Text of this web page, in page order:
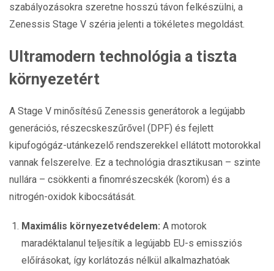
szabályozásokra szeretne hosszú távon felkészülni, a
Zenessis Stage V széria jelenti a tökéletes megoldást.
Ultramodern technológia a tiszta
környezetért
A Stage V minősítésű Zenessis generátorok a legújabb
generációs, részecskeszűrővel (DPF) és fejlett
kipufogógáz-utánkezelő rendszerekkel ellátott motorokkal
vannak felszerelve. Ez a technológia drasztikusan – szinte
nullára – csökkenti a finomrészecskék (korom) és a
nitrogén-oxidok kibocsátását.
Maximális környezetvédelem: A motorok
maradéktalanul teljesítik a legújabb EU-s emissziós
előírásokat, így korlátozás nélkül alkalmazhatóak